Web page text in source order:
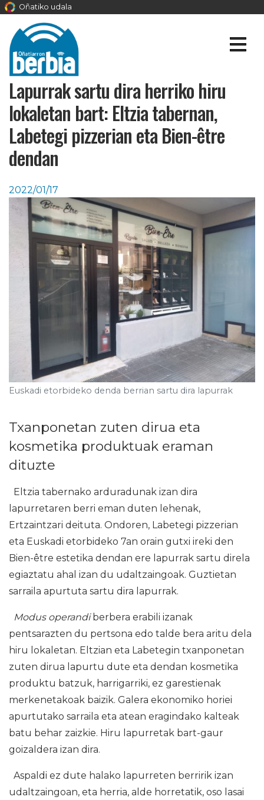
Oñatiko udala
Lapurrak sartu dira herriko hiru
lokaletan bart: Eltzia tabernan,
Labetegi pizzerian eta Bien-être
dendan
2022/01/17
Euskadi etorbideko denda berrian sartu dira lapurrak
Txanponetan zuten dirua eta
kosmetika produktuak eraman
dituzte
Eltzia tabernako arduradunak izan dira
lapurretaren berri eman duten lehenak,
Ertzaintzari deituta. Ondoren, Labetegi pizzerian
eta Euskadi etorbideko 7an orain gutxi ireki den
Bien-être estetika dendan ere lapurrak sartu direla
egiaztatu ahal izan du udaltzaingoak. Guztietan
sarraila apurtuta sartu dira lapurrak.
Modus operandiberbera erabili izanak
pentsarazten du pertsona edo talde bera aritu dela
hiru lokaletan. Eltzian eta Labetegin txanponetan
zuten dirua lapurtu dute eta dendan kosmetika
produktu batzuk, harrigarriki, ez garestienak
merkenetakoak baizik. Galera ekonomiko horiei
apurtutako sarraila eta atean eragindako kalteak
batu behar zaizkie. Hiru lapurretak bart-gaur
goizaldera izan dira.
Aspaldi ez dute halako lapurreten berririk izan
udaltzaingoan, eta herria, alde horretatik, oso lasai